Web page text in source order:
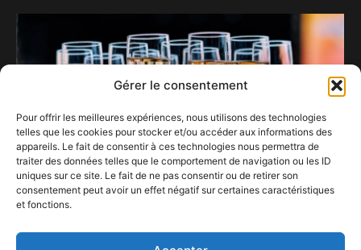
Gérer le consentement
Pour offrir les meilleures expériences, nous utilisons des technologies
telles que les cookies pour stocker et/ou accéder aux informations des
appareils. Le fait de consentir à ces technologies nous permettra de
traiter des données telles que le comportement de navigation ou les ID
uniques sur ce site. Le fait de ne pas consentir ou de retirer son
consentement peut avoir un effet négatif sur certaines caractéristiques
et fonctions.
9 juin 2023